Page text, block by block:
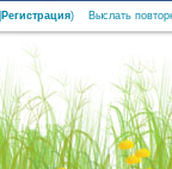
Регистрация) Выслать